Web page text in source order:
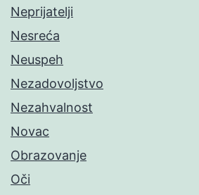
Neprijatelji
Nesreća
Neuspeh
Nezadovoljstvo
Nezahvalnost
Novac
Obrazovanje
Oči